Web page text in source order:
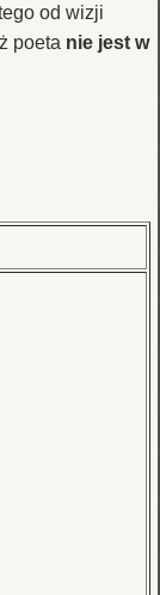
od wizji
poeta nie jest w